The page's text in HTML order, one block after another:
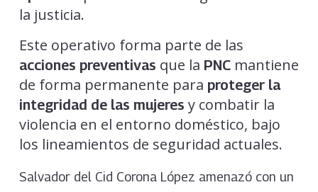
la justicia.
Este operativo forma parte de las
acciones preventivas que la PNCmantiene
de forma permanente para proteger la
integridad de las mujeres y combatir la
violencia en el entorno doméstico, bajo
los lineamientos de seguridad actuales.
Salvador del Cid Corona López amenazó con un